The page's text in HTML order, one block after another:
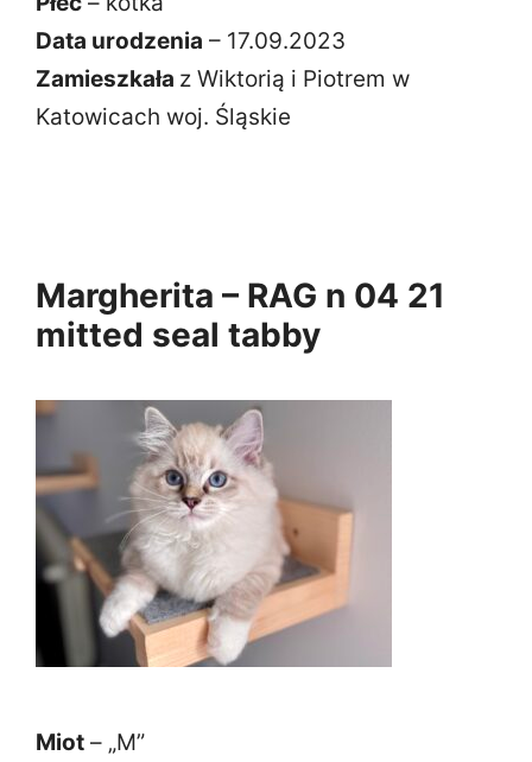
Data urodzenia – 17.09.2023
Zamieszkała z Wiktorią i Piotrem w
Katowicach woj. Śląskie
Margherita – RAG n 04 21
mitted seal tabby
Miot – „M”